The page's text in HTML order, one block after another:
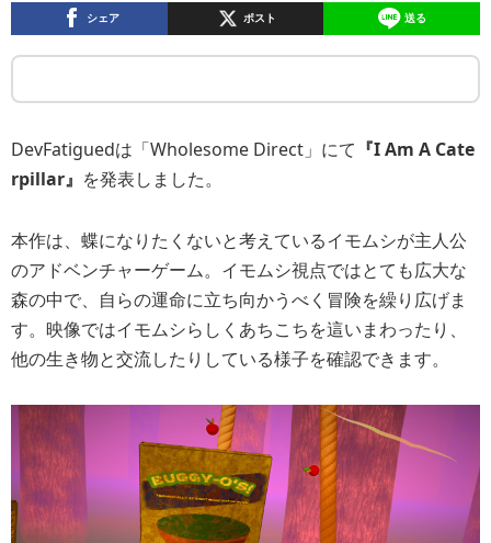
シェア ポスト 送る
DevFatiguedは「Wholesome Direct」にて 『I Am A Cate
rpillar』 を発表しました。
本作は、蝶になりたくないと考えているイモムシが主人公
のアドベンチャーゲーム。イモムシ視点ではとても広大な
森の中で、自らの運命に立ち向かうべく冒険を繰り広げま
す。映像ではイモムシらしくあちこちを這いまわったり、
他の生き物と交流したりしている様子を確認できます。